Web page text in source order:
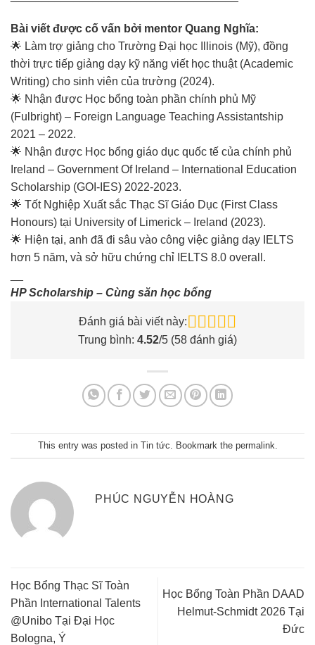
Bài viết được cố vấn bởi mentor Quang Nghĩa:
🌟 Làm trợ giảng cho Trường Đại học Illinois (Mỹ), đồng
thời trực tiếp giảng dạy kỹ năng viết học thuật (Academic
Writing) cho sinh viên của trường (2024).
🌟 Nhận được Học bổng toàn phần chính phủ Mỹ
(Fulbright) – Foreign Language Teaching Assistantship
2021 – 2022.
🌟 Nhận được Học bổng giáo dục quốc tế của chính phủ
Ireland – Government Of Ireland – International Education
Scholarship (GOI-IES) 2022-2023.
🌟 Tốt Nghiệp Xuất sắc Thạc Sĩ Giáo Dục (First Class
Honours) tại University of Limerick – Ireland (2023).
🌟 Hiện tại, anh đã đi sâu vào công việc giảng dạy IELTS
hơn 5 năm, và sở hữu chứng chỉ IELTS 8.0 overall.
HP Scholarship – Cùng săn học bổng
Đánh giá bài viết này:
Trung bình: 4.52/5 (58 đánh giá)
This entry was posted in Tin tức . Bookmark the permalink
PHÚC NGUYỄN HOÀNG
Học Bổng Thạc Sĩ Toàn
Phần International Talents
@Unibo Tại Đại Học
Bologna, Ý
Học Bổng Toàn Phần DAAD
Helmut-Schmidt 2026 Tại
Đức